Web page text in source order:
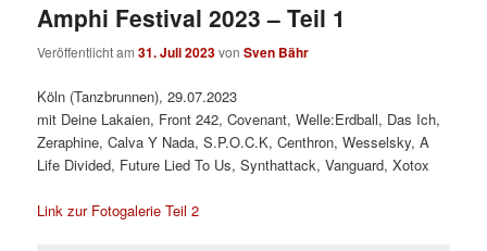
Amphi Festival 2023 – Teil 1
Veröffentlicht am31. Juli 2023vonSven Bähr
Köln (Tanzbrunnen), 29.07.2023
mit Deine Lakaien, Front 242, Covenant, Welle:Erdball, Das Ich,
Zeraphine, Calva Y Nada, S.P.O.C.K, Centhron, Wesselsky, A
Life Divided, Future Lied To Us, Synthattack, Vanguard, Xotox
Link zur Fotogalerie Teil 2